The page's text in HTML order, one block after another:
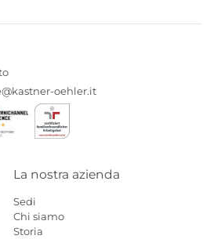
oehler.it
La nostra azienda
Sedi
Chi siamo
Storia